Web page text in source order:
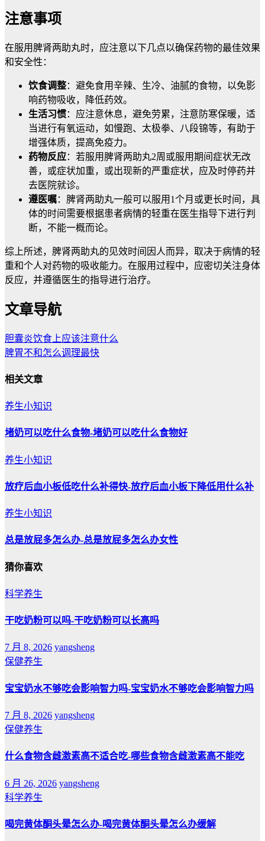
注意事项
在服用脾肾两助丸时，应注意以下几点以确保药物的最佳效果
和安全性：
饮食调整：避免食用辛辣、生冷、油腻的食物，以免影
响药物吸收，降低药效。
生活习惯：应注意休息，避免劳累，注意防寒保暖，适
当进行有氧运动，如慢跑、太极拳、八段锦等，有助于
增强体质，提高免疫力。
药物反应：若服用脾肾两助丸2周或服用期间症状无改
善，或症状加重，或出现新的严重症状，应及时停药并
去医院就诊。
遵医嘱：脾肾两助丸一般可以服用1个月或更长时间，具
体的时间需要根据患者病情的轻重在医生指导下进行判
断，不能一概而论。
综上所述，脾肾两助丸的见效时间因人而异，取决于病情的轻
重和个人对药物的吸收能力。在服用过程中，应密切关注身体
反应，并遵循医生的指导进行治疗。
文章导航
胆囊炎饮食上应该注意什么
脾胃不和怎么调理最快
相关文章
养生小知识
堵奶可以吃什么食物-堵奶可以吃什么食物好
养生小知识
放疗后血小板低吃什么补得快-放疗后血小板下降低用什么补
养生小知识
总是放屁多怎么办-总是放屁多怎么办女性
猜你喜欢
科学养生
干吃奶粉可以吗-干吃奶粉可以长高吗
7 月 8, 2026 yangsheng
保健养生
宝宝奶水不够吃会影响智力吗-宝宝奶水不够吃会影响智力吗
7 月 8, 2026 yangsheng
保健养生
什么食物含雌激素高不适合吃-哪些食物含雌激素高不能吃
6 月 26, 2026 yangsheng
科学养生
喝完黄体酮头晕怎么办-喝完黄体酮头晕怎么办缓解